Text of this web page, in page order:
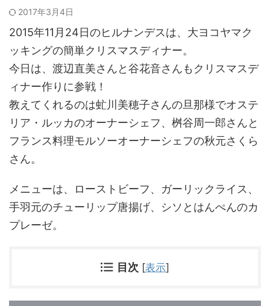
2017年3月4日
2015年11月24日のヒルナンデスは、大ヨコヤマク
ッキングの簡単クリスマスディナー。
今日は、渡辺直美さんと谷花音さんもクリスマスデ
ィナー作りに参戦！
教えてくれるのは虻川美穂子さんの旦那様でオステ
リア・ルッカのオーナーシェフ、桝谷周一郎さんと
フランス料理モルソーオーナーシェフの秋元さくら
さん。
メニューは、ローストビーフ、ガーリックライス、
手羽元のチューリップ唐揚げ、シソとはんぺんのカ
プレーゼ。
目次 [表示]